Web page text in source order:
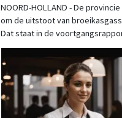
NOORD-HOLLAND - De
om de uitstoot van
Dat staat in de